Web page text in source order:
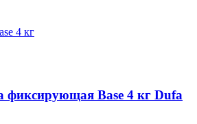
фиксирующая Base 4 кг Dufa